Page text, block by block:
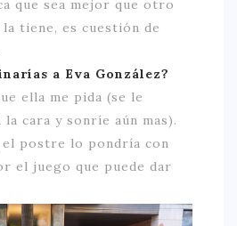
que sea mejor que otro
la tiene, es cuestión de
a Eva González?
ella me pida (se le
la cara y sonríe aún mas).
el postre lo pondría con
el juego que puede dar